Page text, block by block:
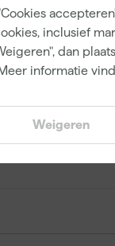
inclusief
dan
informatie
Weigeren